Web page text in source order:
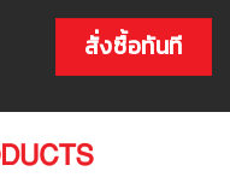
สั่งซื้อทันที